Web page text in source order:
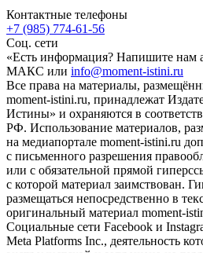
Контактные телефоны
+7 (985) 774-61-56
Соц. сети
«Есть информация? Напишите нам
МАКС или info@moment-istini.ru
Все права на материалы,
moment-istini.ru, принадлежат
Истины» и охраняются в
РФ. Использование материалов,
на медиапортале moment-istini.ru
с письменного разрешения
или с обязательной прямой
с которой материал заимствован.
размещаться непосредственно в
оригинальный материал moment-
Социальные сети Facebook и
Meta Platforms Inc., деятельность